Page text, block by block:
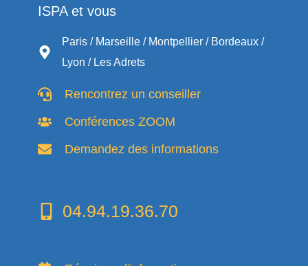
ISPA et vous
Paris / Marseille / Montpellier / Bordeaux /
Lyon / Les Adrets
Rencontrez un conseiller
Conférences ZOOM
Demandez des informations
04.94.19.36.70